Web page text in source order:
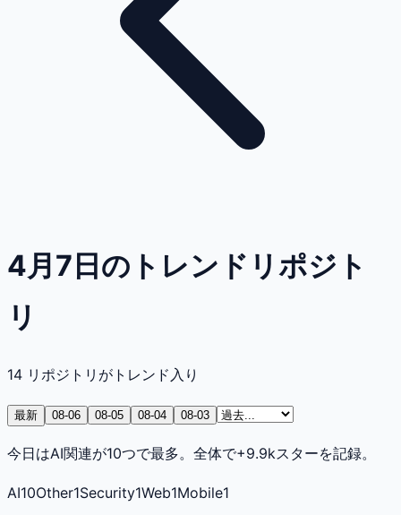
4月7日のトレンドリポジト
リ
14 リポジトリがトレンド入り
最新 08-06 08-05 08-04 08-03
今日はAI関連が10つで最多。全体で+9.9kスターを記録。
AI10Other1Security1Web1Mobile1